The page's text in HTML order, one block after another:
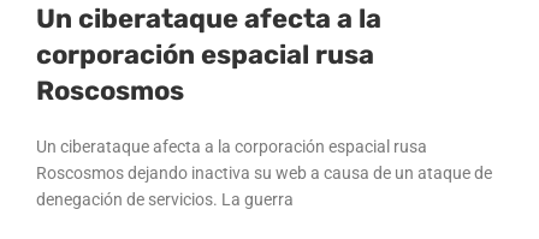
Un ciberataque afecta a la
corporación espacial rusa
Roscosmos
Un ciberataque afecta a la corporación espacial rusa
Roscosmos dejando inactiva su web a causa de un ataque de
denegación de servicios. La guerra